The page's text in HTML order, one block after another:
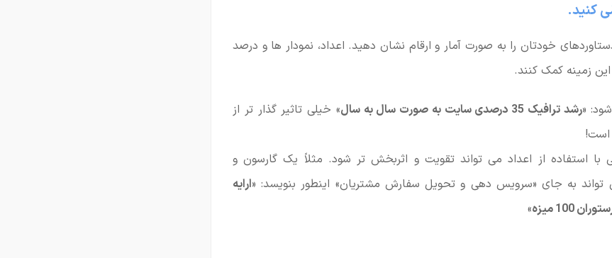
کنید.
خودتان را به صورت آمار و ارقام نشان دهید. اعداد، نمودار ها و درصد
زمینه کمک کنند.
«رشد ترافیک 35 درصدی سایت به صورت سال به سال
» خیلی تاثیر گذار تر از
است!
با استفاده از اعداد می تواند تقویت و اثربخش تر شود. مثلاً یک گارسون و
به جای «سرویس دهی و تحویل سفارش مشتریان» اینطور بنویسد: «ارایه
میزه
»